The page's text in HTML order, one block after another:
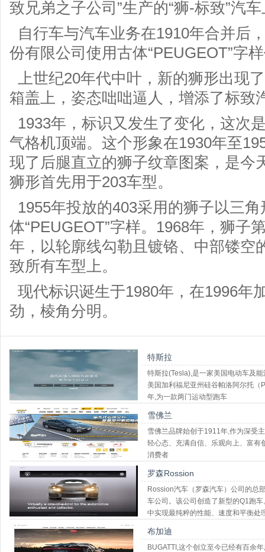
致兄弟之子公司”生产的“狮-标致”汽
自行车与汽车业务在1910年合并后
份有限公司使用古体“PEUGEOT”字
上世纪20年代中叶，新的狮形出现
箱盖上，姿态咄咄逼人，增添了标致
1933年，标识又发生了变化，这次
气格机顶端。这个形象在1930年至
现了后腿直立的狮子纹章图案，是今
狮形首先用于203车型。
1955年投放的403采用的狮子以三
体“PEUGEOT”字样。1968年，狮子
年，以轮廓线勾勒且镀铬、中部镂空
致所有车型上。
现代标识诞生于1980年，在1996年
劲，棱角分明。
特斯拉
特斯拉(Tesla),是一家美国电动车及
美国加利福尼亚州硅谷帕洛阿尔托
年,为一款两门运动型跑车
雪佛兰
雪佛兰品牌始创于1911年,作为深受
轻心态、充满自信、乐观向上、富有
消费者
罗森Rossion
Rossion汽车（罗森汽车）公司的总
车公司。该公司创造了新型的Q1跑
中实现最纯粹的性能、速度和平衡
布加迪
BUGATTI,这个创立至今已经有百余